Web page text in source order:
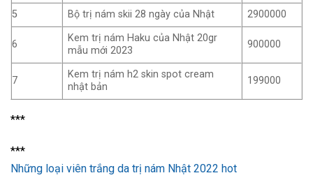
5 Bộ trị nám skii 28 ngày của Nhật 2900000
6
Kem trị nám Haku của Nhật 20gr
mẫu mới 2023
900000
7
Kem trị nám h2 skin spot cream
nhật bản
199000
***
***
Những loại viên trắng da trị nám Nhật 2022 hot